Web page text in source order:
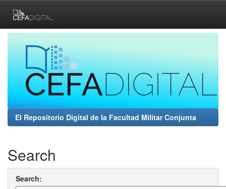
navigation
El Repositorio Digital de la Facultad Militar Conjunta
Search
Search: